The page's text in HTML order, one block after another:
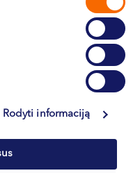
Rodyti informaciją
trūkumo a...